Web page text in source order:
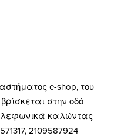
e-shop, του
στην οδό
καλώντας
2109587924